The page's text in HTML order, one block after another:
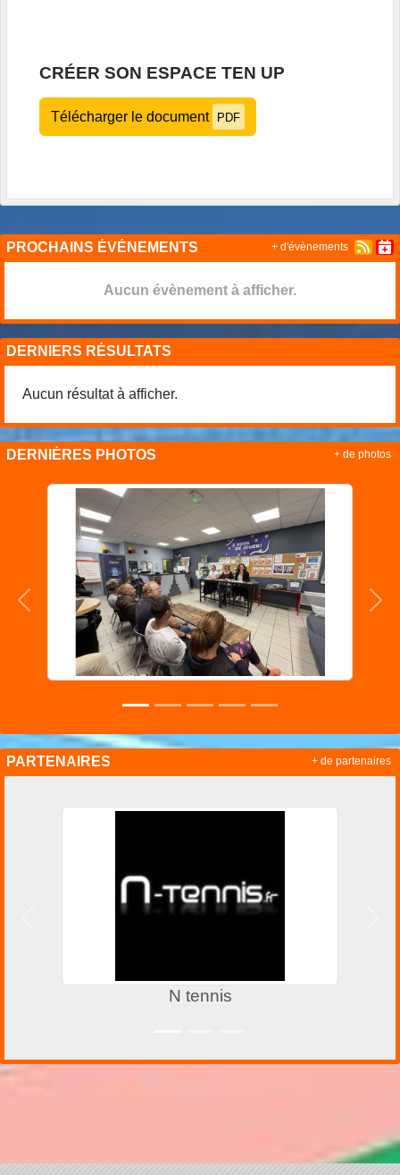
CRÉER SON ESPACE TEN UP
Télécharger le document PDF
PROCHAINS ÉVÉNEMENTS
Aucun évènement à afficher.
+ d'évènements
DERNIERS RÉSULTATS
Aucun résultat à afficher.
DERNIÈRES PHOTOS
Précedent
+ de photos
PARTENAIRES
N tennis
+ de partenaires